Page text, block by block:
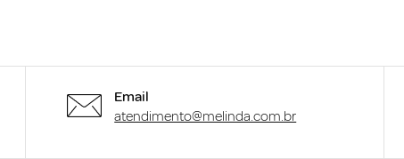
Email
atendimento@melinda.com.br